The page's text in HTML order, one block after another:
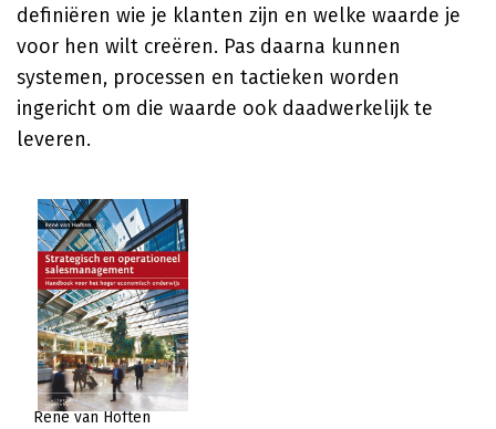
definiëren wie je klanten zijn en welke waarde je
voor hen wilt creëren. Pas daarna kunnen
systemen, processen en tactieken worden
ingericht om die waarde ook daadwerkelijk te
leveren.
René van Hoften